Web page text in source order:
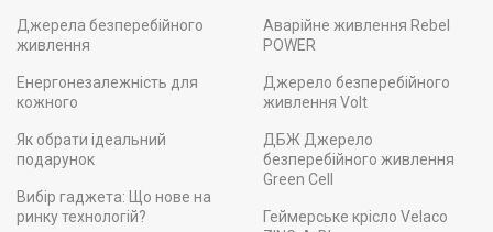
Джерела безперебійного
живлення
Енергонезалежність для
кожного
Як обрати ідеальний
подарунок
Вибір гаджета: Що нове на
ринку технологій?
Аварійне живлення Rebel
POWER
Джерело безперебійного
живлення Volt
ДБЖ Джерело
безперебійного живлення
Green Cell
Геймерське крісло Velaco